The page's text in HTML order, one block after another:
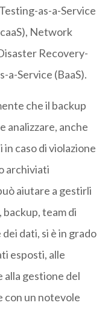
as-a-Service
Network
Recovery-
a-Service (BaaS).
che il backup
analizzare, anche
caso di violazione
archiviati
aiutare a gestirli
team di
dati, si è in grado
esposti, alle
alla gestione del
con un notevole